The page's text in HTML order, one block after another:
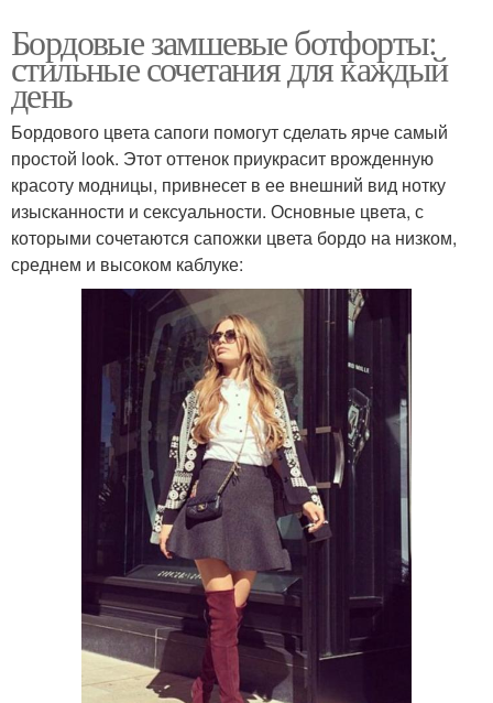
Бордовые замшевые ботфорты:
стильные сочетания для каждый
день
Бордового цвета сапоги помогут сделать ярче самый
простой look. Этот оттенок приукрасит врожденную
красоту модницы, привнесет в ее внешний вид нотку
изысканности и сексуальности. Основные цвета, с
которыми сочетаются сапожки цвета бордо на низком,
среднем и высоком каблуке: